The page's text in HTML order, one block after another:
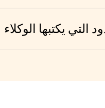
التي يكتبها الوكلاء